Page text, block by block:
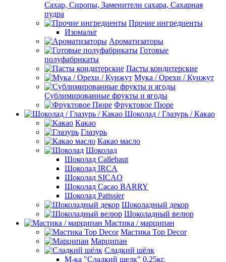
Сахар, Сиропы, Заменители сахара, Сахарная
пудра
Прочие ингредиенты
Изомальт
Ароматизаторы
Готовые
полуфабрикаты
Пасты кондитерские
Мука / Орехи / Кунжут
Сублимированные фрукты и ягоды
Фруктовое Пюре
Шоколад / Глазурь / Какао
Какао
Глазурь
Какао масло
Шоколад
Шоколад Callebaut
Шоколад IRCA
Шоколад SICAO
Шоколад Cacao BARRY
Шоколад Patissier
Шоколадный декор
Шоколадный велюр
Мастика / марципан
Мастика Top Decor
Марципан
Сладкий шёлк
М-ка "Сладкий шелк" 0,25кг.